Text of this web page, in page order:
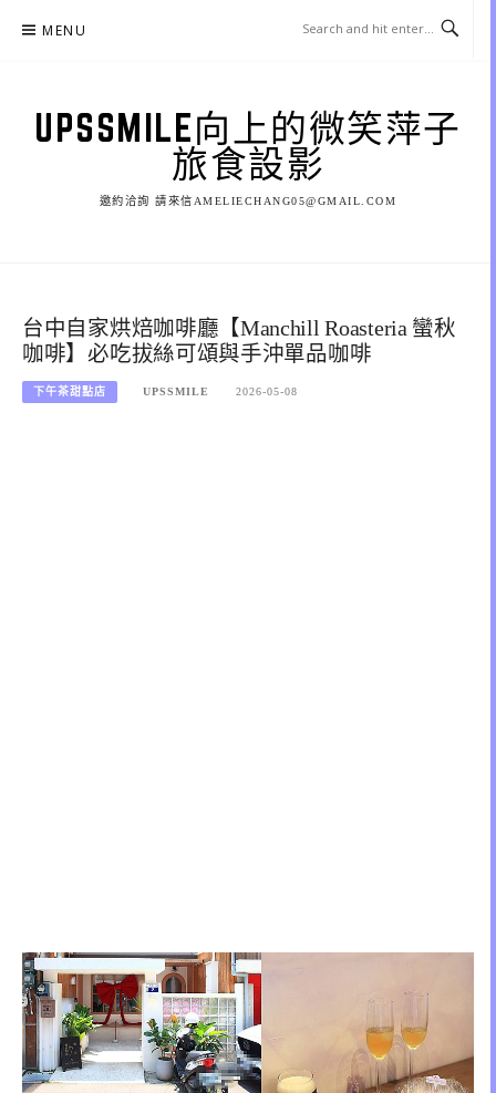
MENU
UPSSMILE向上的微笑萍子
旅食設影
邀約洽詢 請來信AMELIECHANG05@GMAIL.COM
台中自家烘焙咖啡廳【Manchill Roasteria 蠻秋
咖啡】必吃拔絲可頌與手沖單品咖啡
下午茶甜點店 UPSSMILE 2026-05-08